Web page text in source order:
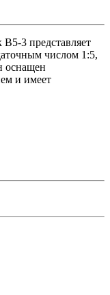
3 представляет
числом 1:5,
оснащен
и имеет